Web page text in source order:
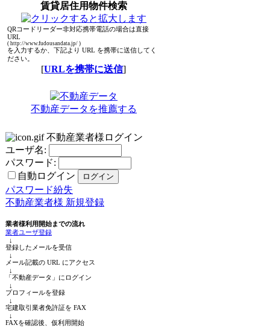
賃貸居住用物件検索
QRコードリーダー非対応携帯電話の場合は直接
URL
( http://www.fudousandata.jp/ )
を入力するか、下記より URL を携帯に送信してく
ださい。
[URLを携帯に送信]
不動産データを推薦する
不動産業者様ログイン
ユーザ名:
パスワード:
自動ログイン
パスワード紛失
不動産業者様 新規登録
業者様利用開始までの流れ
業者ユーザ登録
↓
登録したメールを受信
↓
メール記載の URL にアクセス
↓
「不動産データ」にログイン
↓
プロフィールを登録
↓
宅建取引業者免許証を FAX
↓
FAXを確認後、仮利用開始